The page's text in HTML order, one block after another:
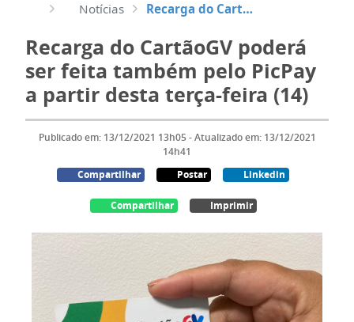
Notícias Recarga do CartãoGV poderá ser feita também pelo PicPay a partir desta terça-feira (14)
Recarga do CartãoGV poderá
ser feita também pelo PicPay
a partir desta terça-feira (14)
Publicado em: 13/12/2021 13h05 - Atualizado em: 13/12/2021
14h41
Compartilhar
Postar Linkedin
Compartilhar Imprimir